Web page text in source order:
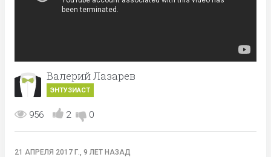
Валерий Лазарев
ЭНТУЗИАСТ
956 2 0
21 АПРЕЛЯ 2017 Г., 9 ЛЕТ НАЗАД